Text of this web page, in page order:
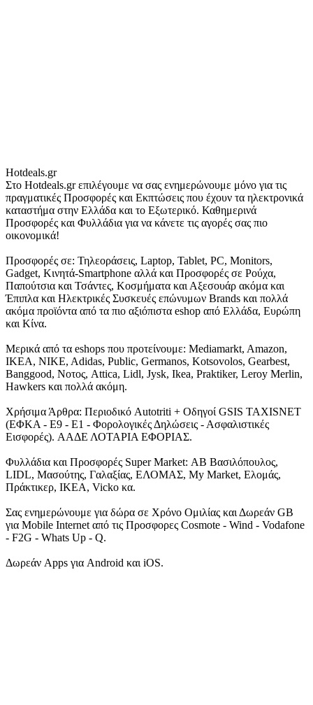
Hotdeals.gr
Στο Hotdeals.gr επιλέγουμε να σας ενημερώνουμε μόνο για τις
πραγματικές Προσφορές και Εκπτώσεις που έχουν τα ηλεκτρονικά
καταστήμα στην Ελλάδα και το Εξωτερικό. Καθημερινά
Προσφορές και Φυλλάδια για να κάνετε τις αγορές σας πιο
οικονομικά!
Προσφορές σε: Τηλεοράσεις, Laptop, Tablet, PC, Monitors,
Gadget, Κινητά-Smartphone αλλά και Προσφορές σε Ρούχα,
Παπούτσια και Τσάντες, Κοσμήματα και Αξεσουάρ ακόμα και
Έπιπλα και Ηλεκτρικές Συσκευές επώνυμων Brands και πολλά
ακόμα προϊόντα από τα πιο αξιόπιστα eshop από Ελλάδα, Ευρώπη
και Κίνα.
Μερικά από τα eshops που προτείνουμε: Mediamarkt, Amazon,
IKEA, NIKE, Adidas, Public, Germanos, Kotsovolos, Gearbest,
Banggood, Νοτος, Attica, Lidl, Jysk, Ikea, Praktiker, Leroy Merlin,
Hawkers και πολλά ακόμη.
Χρήσιμα Άρθρα: Περιοδικό Autotriti + Οδηγοί GSIS TAXISNET
(ΕΦΚΑ - Ε9 - Ε1 - Φορολογικές Δηλώσεις - Ασφαλιστικές
Εισφορές). ΑΑΔΕ ΛΟΤΑΡΙΑ ΕΦΟΡΙΑΣ.
Φυλλάδια και Προσφορές Super Market: ΑΒ Βασιλόπουλος,
LIDL, Μασούτης, Γαλαξίας, ΕΛΟΜΑΣ, My Market, Ελομάς,
Πράκτικερ, ΙΚΕΑ, Vicko κα.
Σας ενημερώνουμε για δώρα σε Χρόνο Ομιλίας και Δωρεάν GB
για Mobile Internet από τις Προσφορες Cosmote - Wind - Vodafone
- F2G - Whats Up - Q.
Δωρεάν Apps για Android και iOS.